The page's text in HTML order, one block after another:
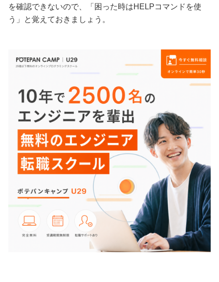
を確認できないので、「困った時はHELPコマンドを使
う」と覚えておきましょう。